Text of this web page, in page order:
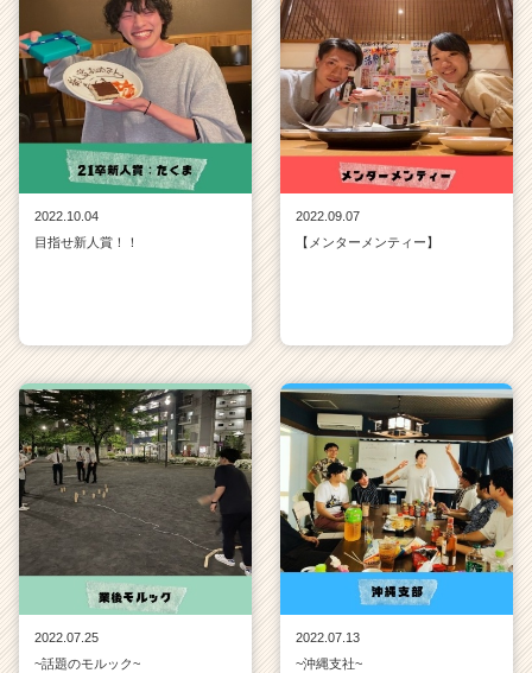
2022.10.04
目指せ新人賞！！
2022.09.07
【メンターメンティー】
2022.07.25
~話題のモルック~
2022.07.13
~沖縄支社~